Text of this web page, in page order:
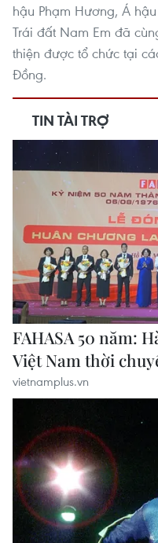
hậu Phạm Hương, Á
Trái đất Nam Em đã
thiện được tổ chức tại
Đồng.